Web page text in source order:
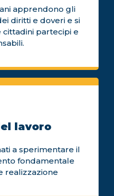
apprendono gli
diritti e doveri e si
partecipi e
lavoro
a sperimentare il
fondamentale
realizzazione